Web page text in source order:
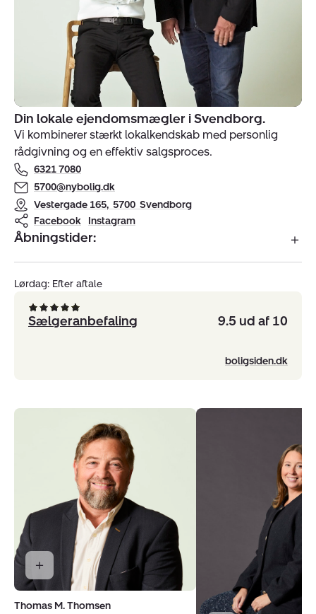
Indehavere
af
ejendomsmægler
Nybolig
Svendborg
Din lokale ejendomsmægler i Svendborg.
Vi kombinerer stærkt lokalkendskab med personlig
rådgivning og en effektiv salgsproces.
6321 7080
5700@nybolig.dk
Vestergade 165, 5700 Svendborg
Facebook
Instagram
Åbningstider:
Lørdag: Efter aftale
Sælgeranbefaling 9.5 ud af 10
boligsiden.dk
Thomas M. Thomsen